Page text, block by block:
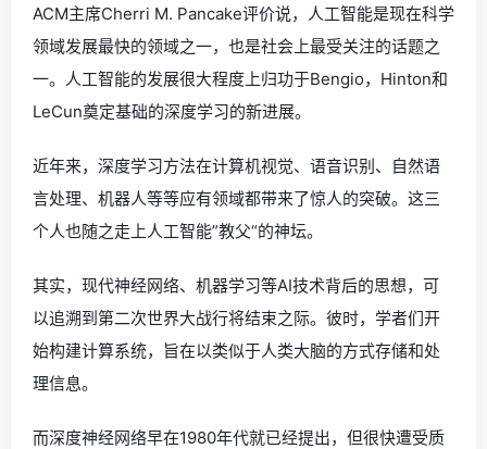
ACM主席Cherri M. Pancake评价说，人工智能是现在科学
领域发展最快的领域之一，也是社会上最受关注的话题之
一。人工智能的发展很大程度上归功于Bengio，Hinton和
LeCun奠定基础的深度学习的新进展。
近年来，深度学习方法在计算机视觉、语音识别、自然语
言处理、机器人等等应有领域都带来了惊人的突破。这三
个人也随之走上人工智能”教父“的神坛。
其实，现代神经网络、机器学习等AI技术背后的思想，可
以追溯到第二次世界大战行将结束之际。彼时，学者们开
始构建计算系统，旨在以类似于人类大脑的方式存储和处
理信息。
而深度神经网络早在1980年代就已经提出，但很快遭受质